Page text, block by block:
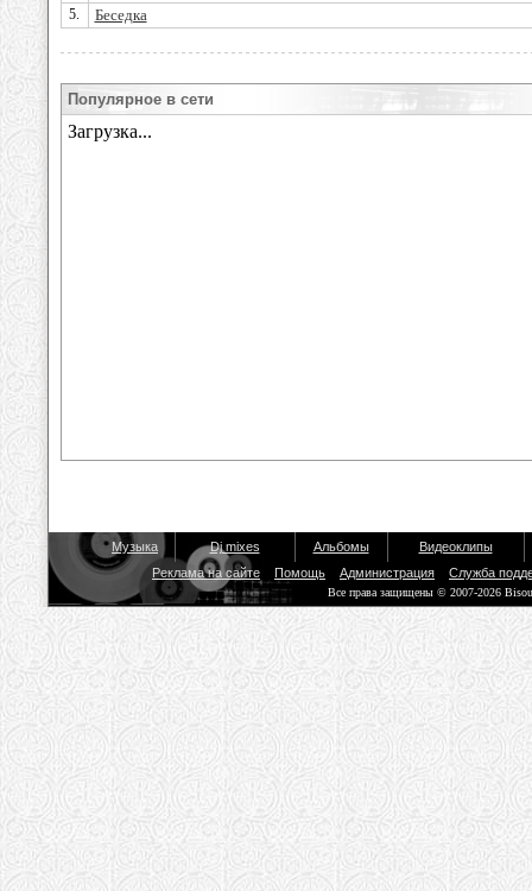
5. Беседка
Популярное в сети
Музыка Dj mixes Альбомы
Видеоклипы
Реклама на сайте
Помощь Администрация Служба
Все права защищены © 2007-2026